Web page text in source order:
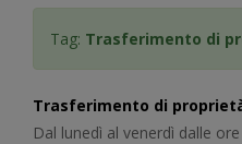
Tag: Trasferimento di
Trasferimento di
Dal lunedì al venerdì dalle